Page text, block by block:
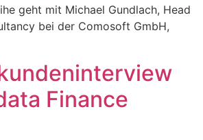
geht mit Michael Gundlach, Head
bei der Comosoft GmbH,
Finance